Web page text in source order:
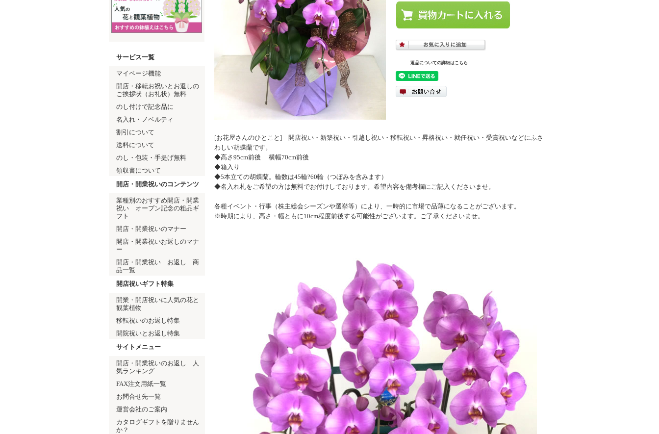
返品についての詳細はこちら
[お花屋さんのひとこと] 開店祝い・新築祝い・引越し祝い・移転祝い・昇格祝い・就任祝い・受賞祝いなどにふさ
わしい胡蝶蘭です。
◆高さ95cm前後 横幅70cm前後
◆箱入り
◆5本立ての胡蝶蘭。輪数は45輪?60輪（つぼみを含みます）
◆名入れ札をご希望の方は無料でお付けしております。希望内容を備考欄にご記入くださいませ。
各種イベント・行事（株主総会シーズンや選挙等）により、一時的に市場で品薄になることがございます。
※時期により、高さ・幅ともに10cm程度前後する可能性がございます。ご了承くださいませ。
サービス一覧
マイページ機能
開店・移転お祝いとお返しの
ご挨拶状（お礼状）無料
のし付けで記念品に
名入れ・ノベルティ
割引について
送料について
のし・包装・手提げ無料
領収書について
開店・開業祝いのコンテンツ
業種別のおすすめ開店・開業
祝い オープン記念の粗品ギ
フト
開店・開業祝いのマナー
開店・開業祝いお返しのマナ
ー
開店・開業祝い お返し 商
品一覧
開店祝いギフト特集
開業・開店祝いに人気の花と
観葉植物
移転祝いのお返し特集
開院祝いとお返し特集
サイトメニュー
開店・開業祝いのお返し 人
気ランキング
FAX注文用紙一覧
お問合せ先一覧
運営会社のご案内
カタログギフトを贈りません
か？